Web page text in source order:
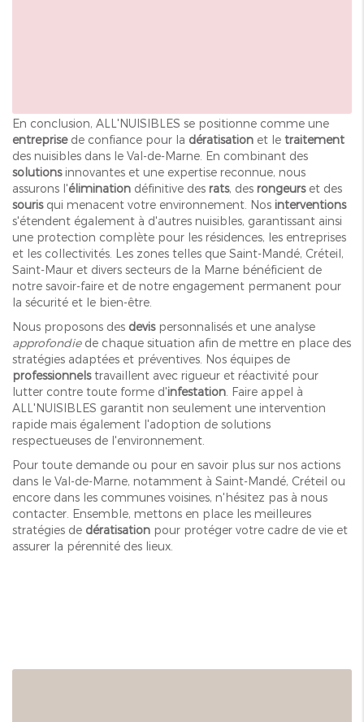
En conclusion, ALL'NUISIBLES se positionne comme une
entreprisede confiance pour la dératisation et le traitement
des nuisibles dans le Val-de-Marne. En combinant des
solutionsinnovantes et une expertise reconnue, nous
assurons l'élimination définitive des rats, des rongeurset des
sourisqui menacent votre environnement. Nos interventions
s'étendent également à d'autres nuisibles, garantissant ainsi
une protection complète pour les résidences, les entreprises
et les collectivités. Les zones telles que Saint-Mandé, Créteil,
Saint-Maur et divers secteurs de la Marne bénéficient de
notre savoir-faire et de notre engagement permanent pour
la sécurité et le bien-être.
Nous proposons des devispersonnalisés et une analyse
approfondiede chaque situation afin de mettre en place des
stratégies adaptées et préventives. Nos équipes de
professionnelstravaillent avec rigueur et réactivité pour
lutter contre toute forme d'infestation . Faire appel à
ALL'NUISIBLES garantit non seulement une intervention
rapide mais également l'adoption de solutions
respectueuses de l'environnement.
Pour toute demande ou pour en savoir plus sur nos actions
dans le Val-de-Marne, notamment à Saint-Mandé, Créteil ou
encore dans les communes voisines, n'hésitez pas à nous
contacter. Ensemble, mettons en place les meilleures
stratégies de dératisation pour protéger votre cadre de vie et
assurer la pérennité des lieux.